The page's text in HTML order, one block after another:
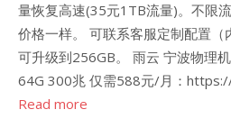
量恢复高速(35元1TB流量)。不限
价格一样。 可联系客服定制配置（
可升级到256GB。 雨云 宁波物理
64G 300兆 仅需588元/月：
Read more